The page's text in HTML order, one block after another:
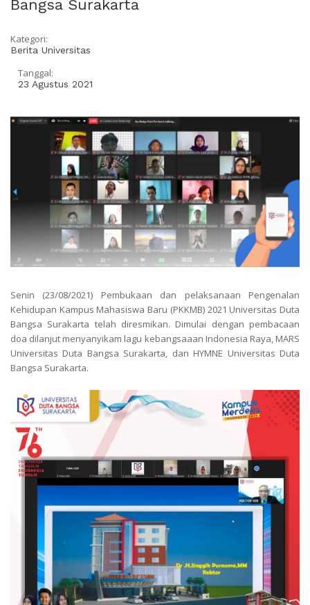
Bangsa Surakarta
Kategori:
Berita Universitas
Tanggal:
23 Agustus 2021
Senin (23/08/2021) Pembukaan dan pelaksanaan Pengenalan
Kehidupan Kampus Mahasiswa Baru (PKKMB) 2021 Universitas Duta
Bangsa Surakarta telah diresmikan. Dimulai dengan pembacaan
doa dilanjut menyanyikam lagu kebangsaaan Indonesia Raya, MARS
Universitas Duta Bangsa Surakarta, dan HYMNE Universitas Duta
Bangsa Surakarta.